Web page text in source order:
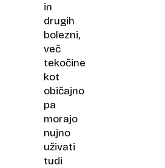
in
drugih
bolezni,
več
tekočine
kot
običajno
pa
morajo
nujno
uživati
tudi